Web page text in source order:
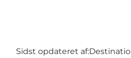
Sidst opdateret af: